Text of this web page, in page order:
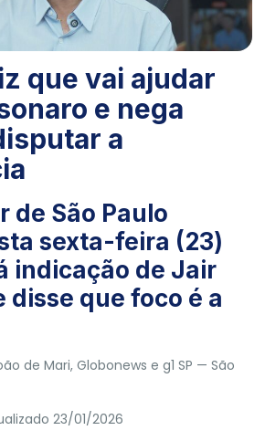
que vai ajudar
e nega
a
de São Paulo
sexta-feira (23)
indicação de Jair
disse que foco é a
de Mari, Globonews e g1 SP — São
23/01/2026